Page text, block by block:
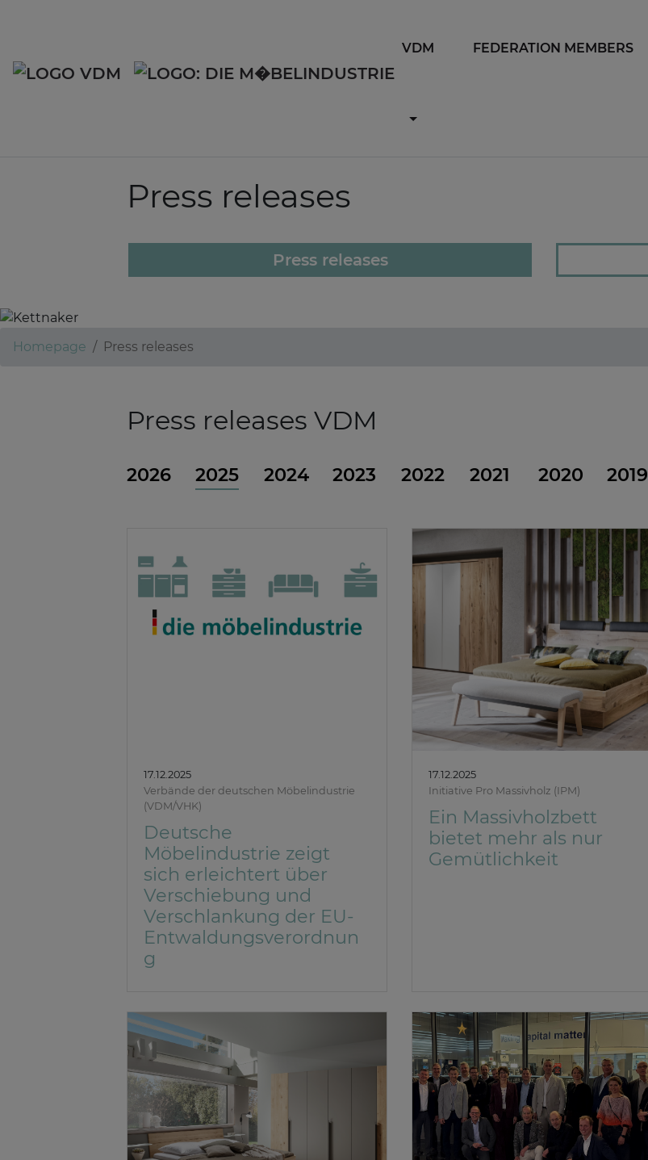
VDM FEDERATION MEMBERS
Press releases
Press releases
Homepage Press releases
Press releases VDM
2026 2025 2024 2023 2022 2021 2020 2019
17.12.2025
Verbände der deutschen Möbelindustrie
(VDM/VHK)
Deutsche
Möbelindustrie zeigt
sich erleichtert über
Verschiebung und
Verschlankung der EU-
Entwaldungsverordnun
g
17.12.2025
Initiative Pro Massivholz (IPM)
Ein Massivholzbett
bietet mehr als nur
Gemütlichkeit